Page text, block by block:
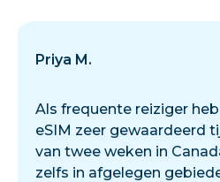
Priya M.
Als frequente reiziger
eSIM zeer gewaardeerd
van twee weken in
zelfs in afgelegen